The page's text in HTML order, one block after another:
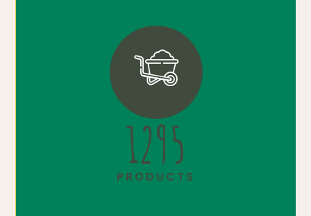
1715
PRODUCTS